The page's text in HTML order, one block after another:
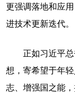
更强调落地和应
进技术更新迭代。
正如习近平
想，寄希望于年
志、增强国之能